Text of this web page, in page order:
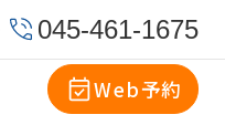
045-461-1675
Web予約